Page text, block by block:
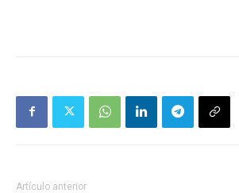
Artículo anterior